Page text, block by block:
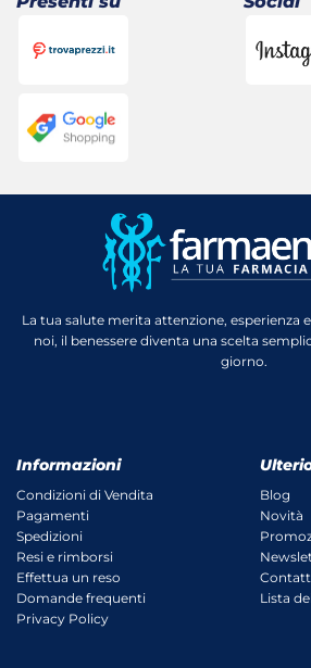
La tua salute merita attenzione, esperienza
noi, il benessere diventa una scelta
giorno.
Informazioni
Condizioni di Vendita
Pagamenti
Spedizioni
Resi e rimborsi
Effettua un reso
Domande frequenti
Privacy Policy
Blog
Novità
Lista